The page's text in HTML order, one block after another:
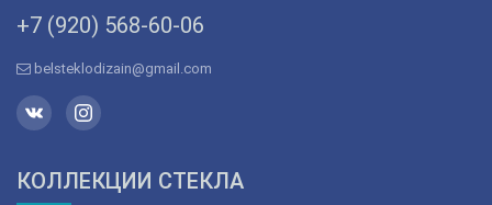
+7 (920) 568­-60-06
belsteklodizain@gmail.com
КОЛЛЕКЦИИ СТЕКЛА